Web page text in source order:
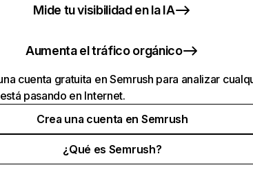
Mide tu visibilidad en la IA
Aumenta el tráfico orgánico
cuenta gratuita en Semrush para analizar
pasando en Internet.
Crea una cuenta en Semrush
¿Qué es Semrush?